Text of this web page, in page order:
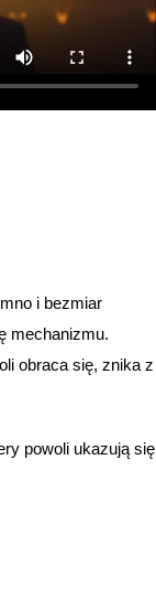
i bezmiar
mechanizmu.
obraca się, znika z
powoli ukazują się